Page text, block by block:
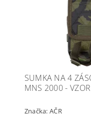
SUMKA NA 4
MNS 2000 -
Značka:AČR